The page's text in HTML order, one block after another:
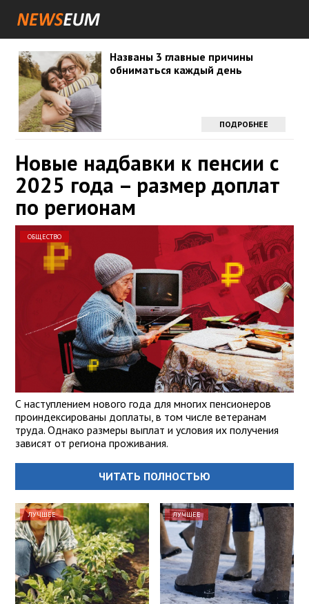
Названы 3 главные причины
обниматься каждый день
ПОДРОБНЕЕ
Новые надбавки к пенсии с
2025 года – размер доплат
по регионам
ОБЩЕСТВО
С наступлением нового года для многих пенсионеров
проиндексированы доплаты, в том числе ветеранам
труда. Однако размеры выплат и условия их получения
зависят от региона проживания.
ЧИТАТЬ ПОЛНОСТЬЮ
ЛУЧШЕЕ ЛУЧШЕЕ